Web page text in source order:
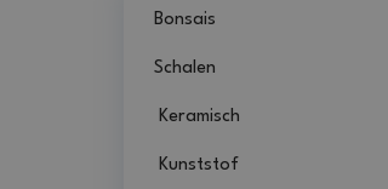
Bonsais
Schalen
Keramisch
Kunststof